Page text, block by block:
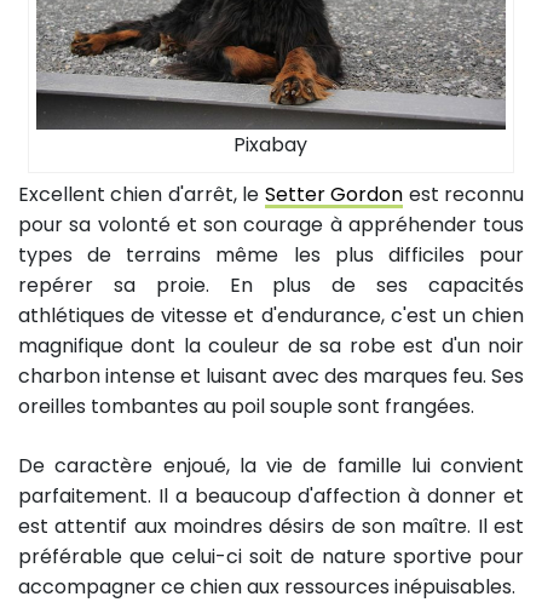
Pixabay
Excellent chien d'arrêt, le Setter Gordon est reconnu
pour sa volonté et son courage à appréhender tous
types de terrains même les plus difficiles pour
repérer sa proie. En plus de ses capacités
athlétiques de vitesse et d'endurance, c'est un chien
magnifique dont la couleur de sa robe est d'un noir
charbon intense et luisant avec des marques feu. Ses
oreilles tombantes au poil souple sont frangées.
De caractère enjoué, la vie de famille lui convient
parfaitement. Il a beaucoup d'affection à donner et
est attentif aux moindres désirs de son maître. Il est
préférable que celui-ci soit de nature sportive pour
accompagner ce chien aux ressources inépuisables.